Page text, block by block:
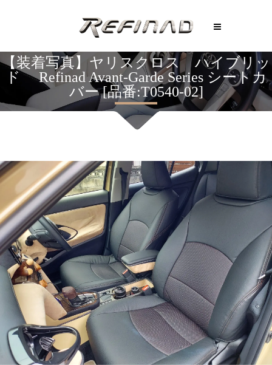
【装着写真】ヤリスクロス ハイブリッ
ド Refinad Avant-Garde Series シートカ
バー [品番:T0540-02]